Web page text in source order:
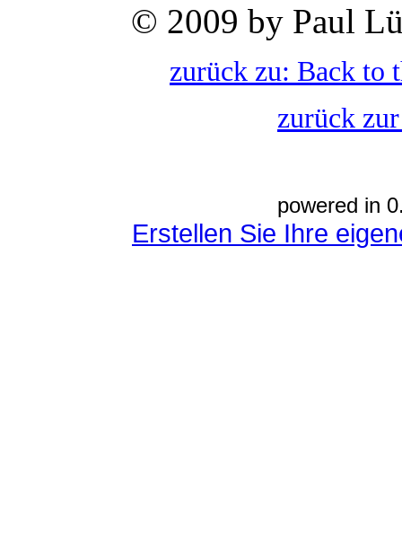
© 2009 by Paul
zurück zu: Back to
zurück
powered in
Erstellen Sie Ihre